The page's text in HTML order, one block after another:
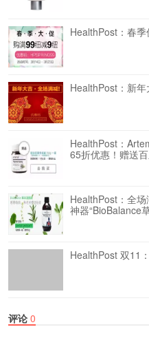
HealthPost：春
HealthPost：新
HealthPost：
65折优惠！赠送百
HealthPost：全
神器“BioBalance
HealthPost 双11
评论 0